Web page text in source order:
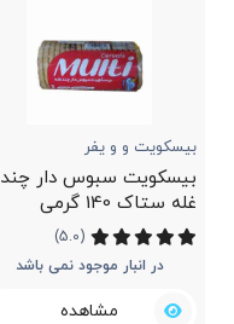
بیسکویت و و یفر
بیسکویت سبوس دار چند
غله ستاک 140 گرمی
(5.0)
در انبار موجود نمی باشد
مشاهده